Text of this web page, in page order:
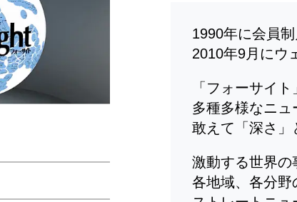
1990年に会員
2010年9月にウ
「フォーサイ
多種多様なニュ
敢えて「深さ」
激動する世界の
各地域、各分野